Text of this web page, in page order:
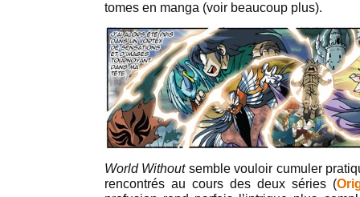
tomes en manga (voir beaucoup plus).
World Withoutsemble vouloir cumuler
rencontrés au cours des deux séries (